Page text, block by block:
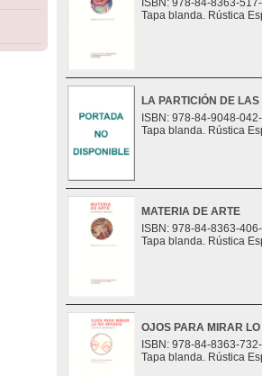
ISBN: 978-84-8363-
Tapa blanda. Rústica
LA PARTICIÓN DE
ISBN: 978-84-9048-
Tapa blanda. Rústica
MATERIA DE ARTE
ISBN: 978-84-8363-
Tapa blanda. Rústica
OJOS PARA MIRAR
ISBN: 978-84-8363-
Tapa blanda. Rústica